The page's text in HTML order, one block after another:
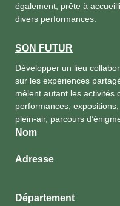
également, prête à
divers performances.
SON FUTUR
Développer un lieu
sur les expériences
mêlent autant les activités
performances,
plein-air, parcours
Nom
Adresse
Département